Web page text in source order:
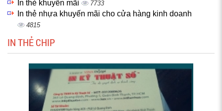
In thẻ khuyến mãi 7733
In thẻ nhựa khuyến mãi cho cửa hàng kinh doanh
4815
IN THẺ CHIP